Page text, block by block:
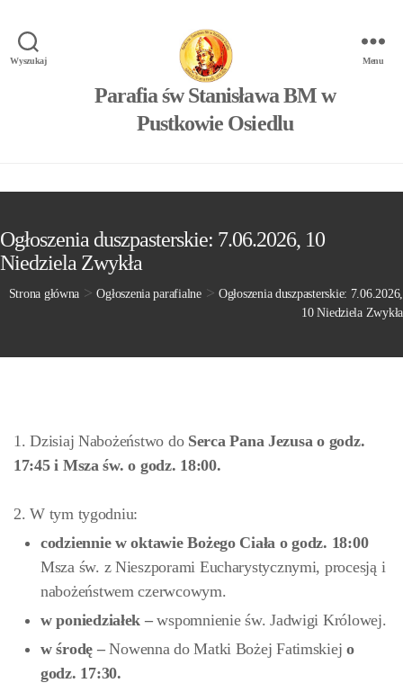
Wyszukaj
Parafia św Stanisława BM w
Pustkowie Osiedlu
Menu
Ogłoszenia duszpasterskie: 7.06.2026, 10
Niedziela Zwykła
Strona główna >Ogłoszenia parafialne> Ogłoszenia duszpasterskie: 7.06.2026,
10 Niedziela Zwykła
1. Dzisiaj Nabożeństwo do Serca Pana Jezusa o godz.
17:45 i Msza św. o godz. 18:00.
2. W tym tygodniu:
codziennie w oktawie Bożego Ciała o godz. 18:00
Msza św. z Nieszporami Eucharystycznymi, procesją i
nabożeństwem czerwcowym.
w poniedziałek –wspomnienie św. Jadwigi Królowej.
w środę –Nowenna do Matki Bożej Fatimskiejo
godz. 17:30.